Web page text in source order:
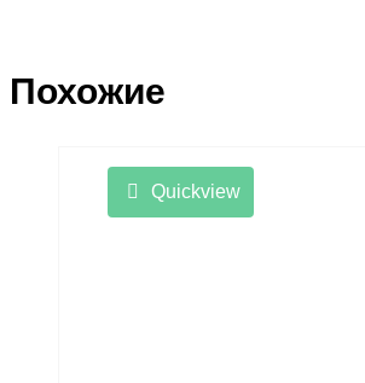
Похожие
Quickview